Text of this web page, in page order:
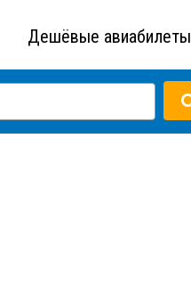
Дешёвые авиабилеты